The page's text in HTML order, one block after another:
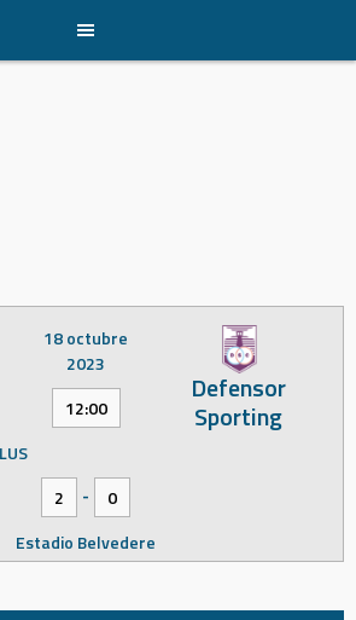
Defensor
Sporting
18 octubre
2023
12:00
2
-
0
Estadio Belvedere